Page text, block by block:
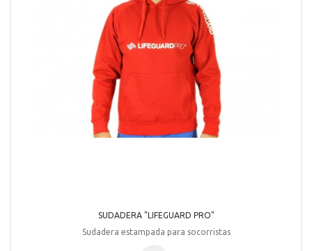
SUDADERA "LIFEGUARD PRO"
Sudadera estampada para socorristas